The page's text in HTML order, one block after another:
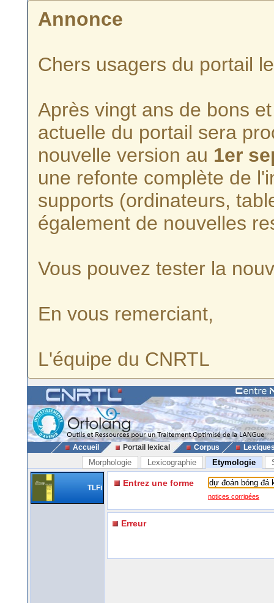
Annonce
Chers usagers du portail
Après vingt ans de bons
actuelle du portail sera
nouvelle version au 1er
une refonte complète de
supports (ordinateurs,
également de nouvelles
Vous pouvez tester la
En vous remerciant,
L'équipe du CNRTL
Accueil Portail lexical Corpus
Morphologie Lexicographie Etymologie
TLFi Entrez une forme
notices corrigées
Erreur